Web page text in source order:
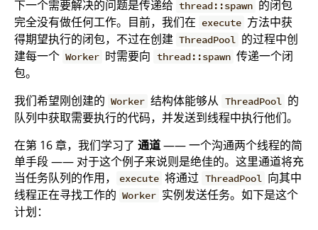
下一个需要解决的问题是传递给 thread::spawn 的闭包
完全没有做任何工作。目前，我们在 execute 方法中获
得期望执行的闭包，不过在创建 ThreadPool 的过程中创
建每一个 Worker 时需要向 thread::spawn 传递一个闭
包。
我们希望刚创建的 Worker 结构体能够从 ThreadPool 的
队列中获取需要执行的代码，并发送到线程中执行他们。
在第 16 章，我们学习了 通道—— 一个沟通两个线程的简
单手段 —— 对于这个例子来说则是绝佳的。这里通道将充
当任务队列的作用，
execute 将通过 ThreadPool 向其中
线程正在寻找工作的 Worker 实例发送任务。如下是这个
计划：